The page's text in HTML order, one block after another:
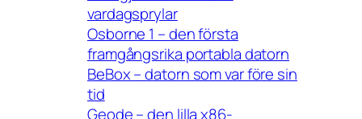
vardagsprylar
Osborne 1 – den första
framgångsrika portabla datorn
BeBox – datorn som var före sin
tid
Geode – den lilla x86-